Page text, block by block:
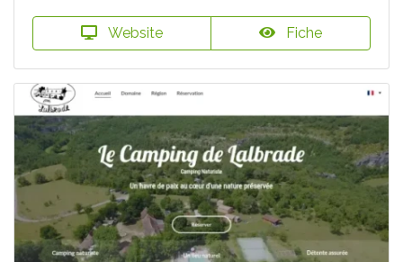
Website Fiche